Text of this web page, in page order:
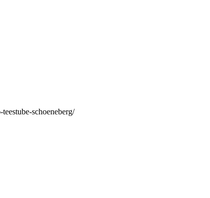
schoeneberg/